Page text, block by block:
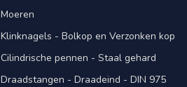
Moeren
Klinknagels - Bolkop en Verzonken kop
Cilindrische pennen - Staal gehard
Draadstangen - Draadeind - DIN 975